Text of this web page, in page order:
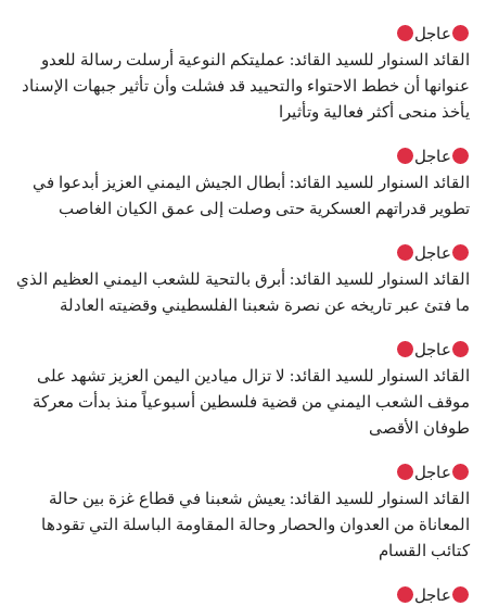
عاجل
القائد السنوار للسيد القائد: عمليتكم النوعية أرسلت رسالة للعدو
عنوانها أن خطط الاحتواء والتحييد قد فشلت وأن تأثير جبهات الإسناد
يأخذ منحى أكثر فعالية وتأثيرا
عاجل
القائد السنوار للسيد القائد: أبطال الجيش اليمني العزيز أبدعوا في
تطوير قدراتهم العسكرية حتى وصلت إلى عمق الكيان الغاصب
عاجل
القائد السنوار للسيد القائد: أبرق بالتحية للشعب اليمني العظيم الذي
ما فتئ عبر تاريخه عن نصرة شعبنا الفلسطيني وقضيته العادلة
عاجل
القائد السنوار للسيد القائد: لا تزال ميادين اليمن العزيز تشهد على
موقف الشعب اليمني من قضية فلسطين أسبوعياً منذ بدأت معركة
طوفان الأقصى
عاجل
القائد السنوار للسيد القائد: يعيش شعبنا في قطاع غزة بين حالة
المعاناة من العدوان والحصار وحالة المقاومة الباسلة التي تقودها
كتائب القسام
عاجل